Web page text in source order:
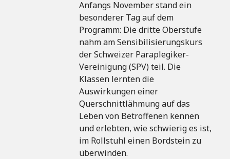
Anfangs November stand ein
besonderer Tag auf dem
Programm: Die dritte Oberstufe
nahm am Sensibilisierungskurs
der Schweizer Paraplegiker-
Vereinigung (SPV) teil. Die
Klassen lernten die
Auswirkungen einer
Querschnittlähmung auf das
Leben von Betroffenen kennen
und erlebten, wie schwierig es ist,
im Rollstuhl einen Bordstein zu
überwinden.